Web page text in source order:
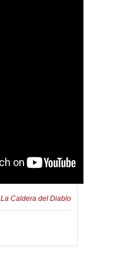
La Caldera del Diablo